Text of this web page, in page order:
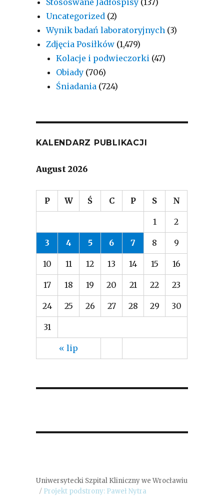
Stososwane Jadłospisy (137)
Uncategorized (2)
Wynik badań laboratoryjnych (3)
Zdjęcia Posiłków (1,479)
Kolacje i podwieczorki (47)
Obiady (706)
Śniadania (724)
KALENDARZ PUBLIKACJI
August 2026
P W Ś C P S N
« lip
1 2
3 4 5 6 7 8 9
10 11 12 13 14 15 16
17 18 19 20 21 22 23
24 25 26 27 28 29 30
31
Uniwersytecki Szpital Kliniczny we Wrocławiu
Projekt podstrony: Paweł Nytra